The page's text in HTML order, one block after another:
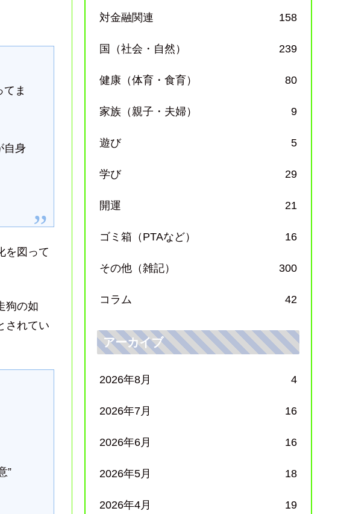
ま
自身
を図って
狗の如
されてい
”
対金融関連 158
国（社会・自然） 239
健康（体育・食育） 80
家族（親子・夫婦） 9
遊び 5
学び 29
開運 21
ゴミ箱（PTAなど） 16
その他（雑記） 300
コラム 42
アーカイブ
2026年8月 4
2026年7月 16
2026年6月 16
2026年5月 18
2026年4月 19